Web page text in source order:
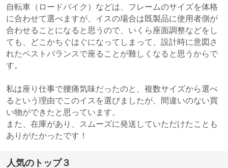
自転車（ロードバイク）などは、フレームのサイズを体格
に合わせて選べますが、イスの場合は既製品に使用者側が
合わせることになると思うので、いくら座面調整などをし
ても、どこかちぐはぐになってしまって、設計時に意図さ
れたベストバランスで座ることが難しくなると思うからで
す。
私は座り仕事で腰痛気味だったのと、複数サイズから選べ
るという理由でこのイスを選びましたが、間違いのない買
い物ができたと思っています。
また、在庫があり、スムーズに発送していただけたことも
ありがたかったです！
人気のトップ３